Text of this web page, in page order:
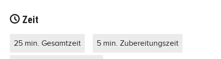
Zeit
25 min. Gesamtzeit 5 min. Zubereitungszeit